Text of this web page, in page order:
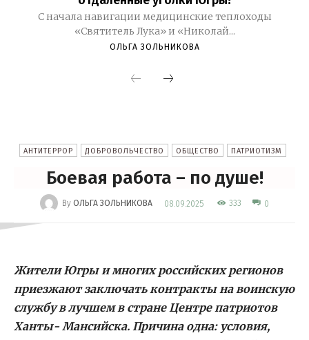
С начала навигации медицинские теплоходы
«Святитель Лука» и «Николай...
ОЛЬГА ЗОЛЬНИКОВА